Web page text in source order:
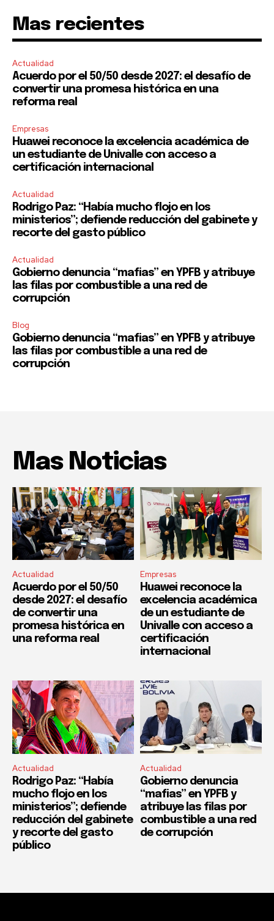
Mas recientes
Actualidad
Acuerdo por el 50/50 desde 2027: el desafío de
convertir una promesa histórica en una
reforma real
Empresas
Huawei reconoce la excelencia académica de
un estudiante de Univalle con acceso a
certificación internacional
Actualidad
Rodrigo Paz: “Había mucho flojo en los
ministerios”; defiende reducción del gabinete y
recorte del gasto público
Actualidad
Gobierno denuncia “mafias” en YPFB y atribuye
las filas por combustible a una red de
corrupción
Blog
Gobierno denuncia “mafias” en YPFB y atribuye
las filas por combustible a una red de
corrupción
Mas Noticias
Actualidad
Acuerdo por el 50/50
desde 2027: el desafío
de convertir una
promesa histórica en
una reforma real
Empresas
Huawei reconoce la
excelencia académica
de un estudiante de
Univalle con acceso a
certificación
internacional
Actualidad
Rodrigo Paz: “Había
mucho flojo en los
ministerios”; defiende
reducción del gabinete
y recorte del gasto
público
Actualidad
Gobierno denuncia
“mafias” en YPFB y
atribuye las filas por
combustible a una red
de corrupción